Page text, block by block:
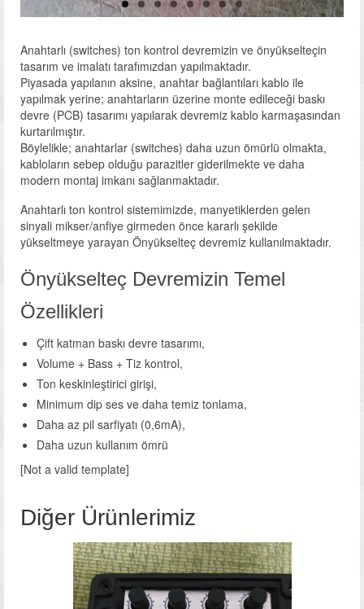
Fotoğraf Galerisi
Video Galeri
İletişim
Anahtarlı (switches) ton kontrol devremizin ve önyükselteçin
tasarım ve imalatı tarafımızdan yapılmaktadır.
Piyasada yapılanın aksine, anahtar bağlantıları kablo ile
yapılmak yerine; anahtarların üzerine monte edileceği baskı
devre (PCB) tasarımı yapılarak devremiz kablo karmaşasından
kurtarılmıştır.
Böylelikle; anahtarlar (switches) daha uzun ömürlü olmakta,
kabloların sebep olduğu parazitler giderilmekte ve daha
modern montaj imkanı sağlanmaktadır.
Anahtarlı ton kontrol sistemimizde, manyetiklerden gelen
sinyali mikser/anfiye girmeden önce kararlı şekilde
yükseltmeye yarayan Önyükselteç devremiz kullanılmaktadır.
Önyükselteç Devremizin Temel
Özellikleri
Çift katman baskı devre tasarımı,
Volume + Bass + Tiz kontrol,
Ton keskinleştirici girişi,
Minimum dip ses ve daha temiz tonlama,
Daha az pil sarfiyatı (0,6mA),
Daha uzun kullanım ömrü
[Not a valid template]
Diğer Ürünlerimiz